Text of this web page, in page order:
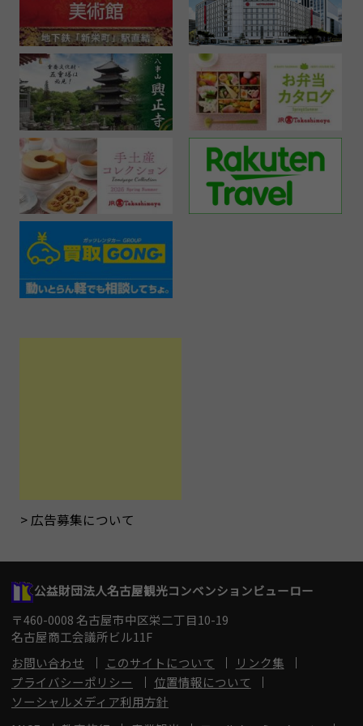
広告募集について
公益財団法人名古屋観光コンベンションビューロー
〒460-0008 名古屋市中区栄二丁目10-19
名古屋商工会議所ビル11F
お問い合わせ
このサイトについて
リンク集
プライバシーポリシー
位置情報について
ソーシャルメディア利用方針